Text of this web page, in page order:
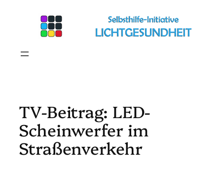
TV-Beitrag: LED-
Scheinwerfer im
Straßenverkehr